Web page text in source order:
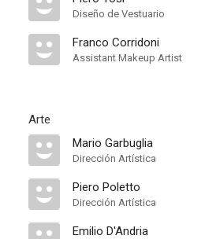
Diseño de Vestuario
Franco Corridoni
Assistant Makeup Artist
Arte
Mario Garbuglia
Dirección Artística
Piero Poletto
Dirección Artística
Emilio D'Andria